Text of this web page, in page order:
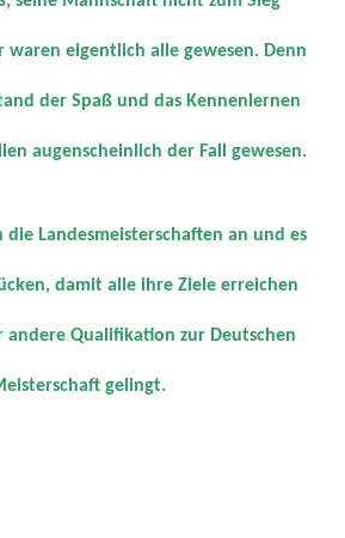
waren eigentlich alle gewesen. Denn
der Spaß und das Kennenlernen
augenscheinlich der Fall gewesen.
die Landesmeisterschaften an und es
damit alle ihre Ziele erreichen
andere Qualifikation zur Deutschen
gelingt.